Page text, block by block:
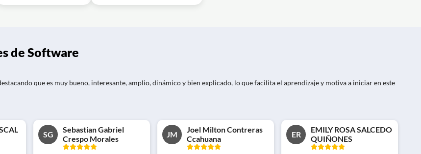
de Software
que es muy bueno, interesante, amplio, dinámico y bien explicado, lo que facilita el aprendizaje y motiva a iniciar en este
SG
Sebastian Gabriel
Crespo Morales
JM
Joel Milton Contreras
Ccahuana
ER
EMILY ROSA SALCEDO
QUIÑONES